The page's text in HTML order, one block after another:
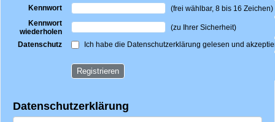
Kennwort
(frei wählbar, 8 bis 16 Zeichen)
Kennwort
wiederholen
(zu Ihrer Sicherheit)
Datenschutz
Ich habe die Datenschutzerklärung gelesen und
Datenschutzerklärung